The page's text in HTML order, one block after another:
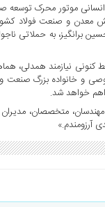
موتور محرک توسعه
معدن و صنعت فولاد
به حملاتی
کنونی نیازمند همدلی،
و خانواده بزرگ صنعت
خواهد شد.
متخصصان،
آرزومندم.»